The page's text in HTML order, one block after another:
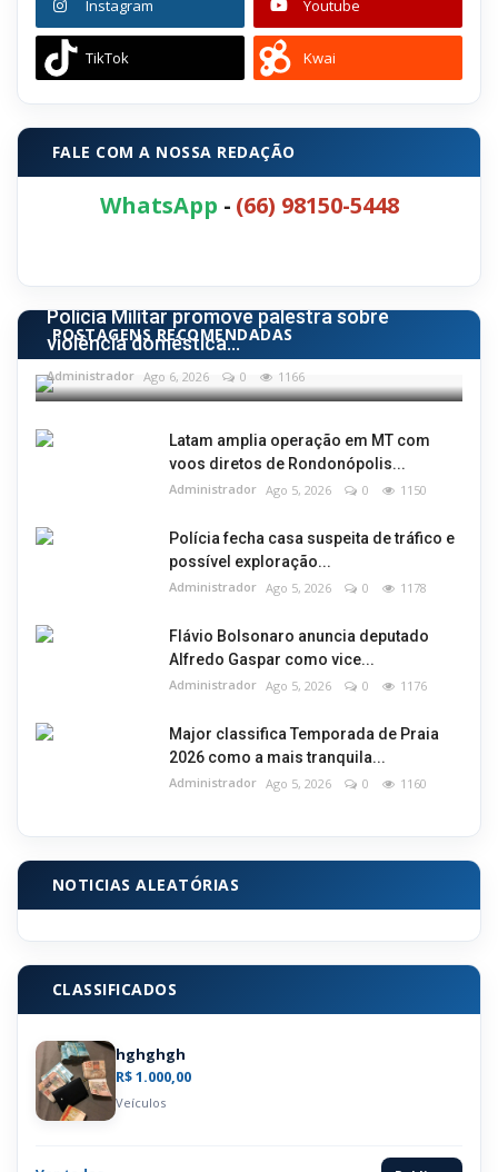
Instagram Youtube
TikTok Kwai
FALE COM A NOSSA REDAÇÃO
WhatsApp - (66) 98150-5448
POSTAGENS RECOMENDADAS
POLÍCIA
Polícia Militar promove palestra sobre
violência doméstica...
Administrador Ago 6, 2026 0 1166
Latam amplia operação em MT com
voos diretos de Rondonópolis...
Administrador Ago 5, 2026 0 1150
Polícia fecha casa suspeita de tráfico e
possível exploração...
Administrador Ago 5, 2026 0 1178
Flávio Bolsonaro anuncia deputado
Alfredo Gaspar como vice...
Administrador Ago 5, 2026 0 1176
Major classifica Temporada de Praia
2026 como a mais tranquila...
Administrador Ago 5, 2026 0 1160
NOTICIAS ALEATÓRIAS
CLASSIFICADOS
hghghgh
R$ 1.000,00
Veículos